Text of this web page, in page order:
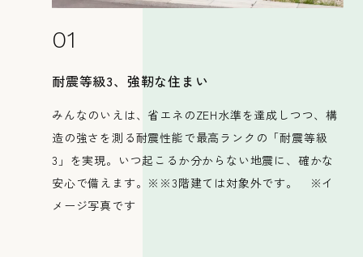
会社概要
01
耐震等級3、強靭な住まい
みんなのいえは、省エネのZEH水準を達成しつつ、構
造の強さを測る耐震性能で最高ランクの「耐震等級
3」を実現。いつ起こるか分からない地震に、確かな
安心で備えます。※※3階建ては対象外です。 ※イ
メージ写真です